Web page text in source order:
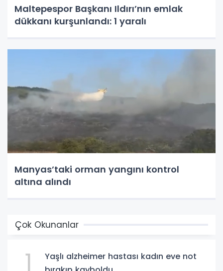
Maltepespor Başkanı Ildırı’nın emlak
dükkanı kurşunlandı: 1 yaralı
Manyas’taki orman yangını kontrol
altına alındı
Çok Okunanlar
1
Yaşlı alzheimer hastası kadın eve not